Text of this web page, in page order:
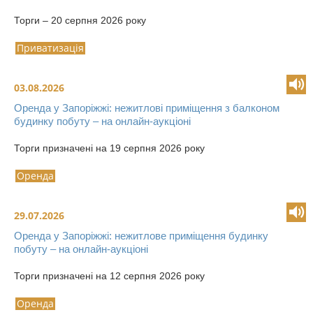
Торги – 20 серпня 2026 року
Приватизація
03.08.2026
Оренда у Запоріжжі: нежитлові приміщення з балконом
будинку побуту – на онлайн-аукціоні
Торги призначені на 19 серпня 2026 року
Оренда
29.07.2026
Оренда у Запоріжжі: нежитлове приміщення будинку
побуту – на онлайн-аукціоні
Торги призначені на 12 серпня 2026 року
Оренда